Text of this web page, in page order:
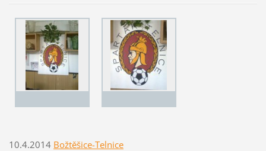
10.4.2014 Božtěšice-Telnice